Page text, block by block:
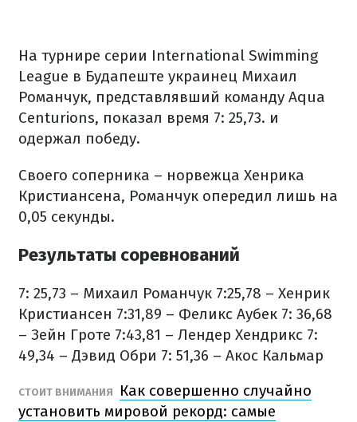
На турнире серии International Swimming
League в Будапеште украинец Михаил
Романчук, представлявший команду Aqua
Centurions, показал время 7: 25,73. и
одержал победу.
Своего соперника – норвежца Хенрика
Кристиансена, Романчук опередил лишь на
0,05 секунды.
Результаты соревнований
7: 25,73 – Михаил Романчук 7:25,78 – Хенрик
Кристиансен 7:31,89 – Феликс Аубек 7: 36,68
– Зейн Гроте 7:43,81 – Лендер Хендрикс 7:
49,34 – Дэвид Обри 7: 51,36 – Акос Кальмар
СТОИТ ВНИМАНИЯ
Как совершенно случайно
установить мировой рекорд: самые